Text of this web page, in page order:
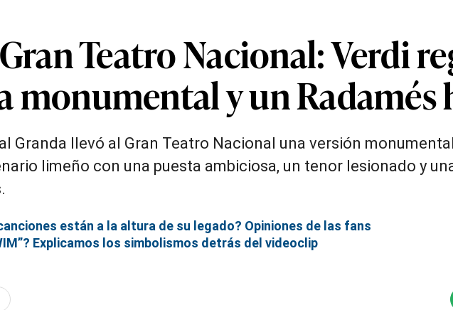
Teatro Nacional: Verdi
monumental y un Radamés
Granda llevó al Gran Teatro Nacional una versión monumental
limeño con una puesta ambiciosa, un tenor lesionado y
están a la altura de su legado? Opiniones de las fans
Explicamos los simbolismos detrás del videoclip